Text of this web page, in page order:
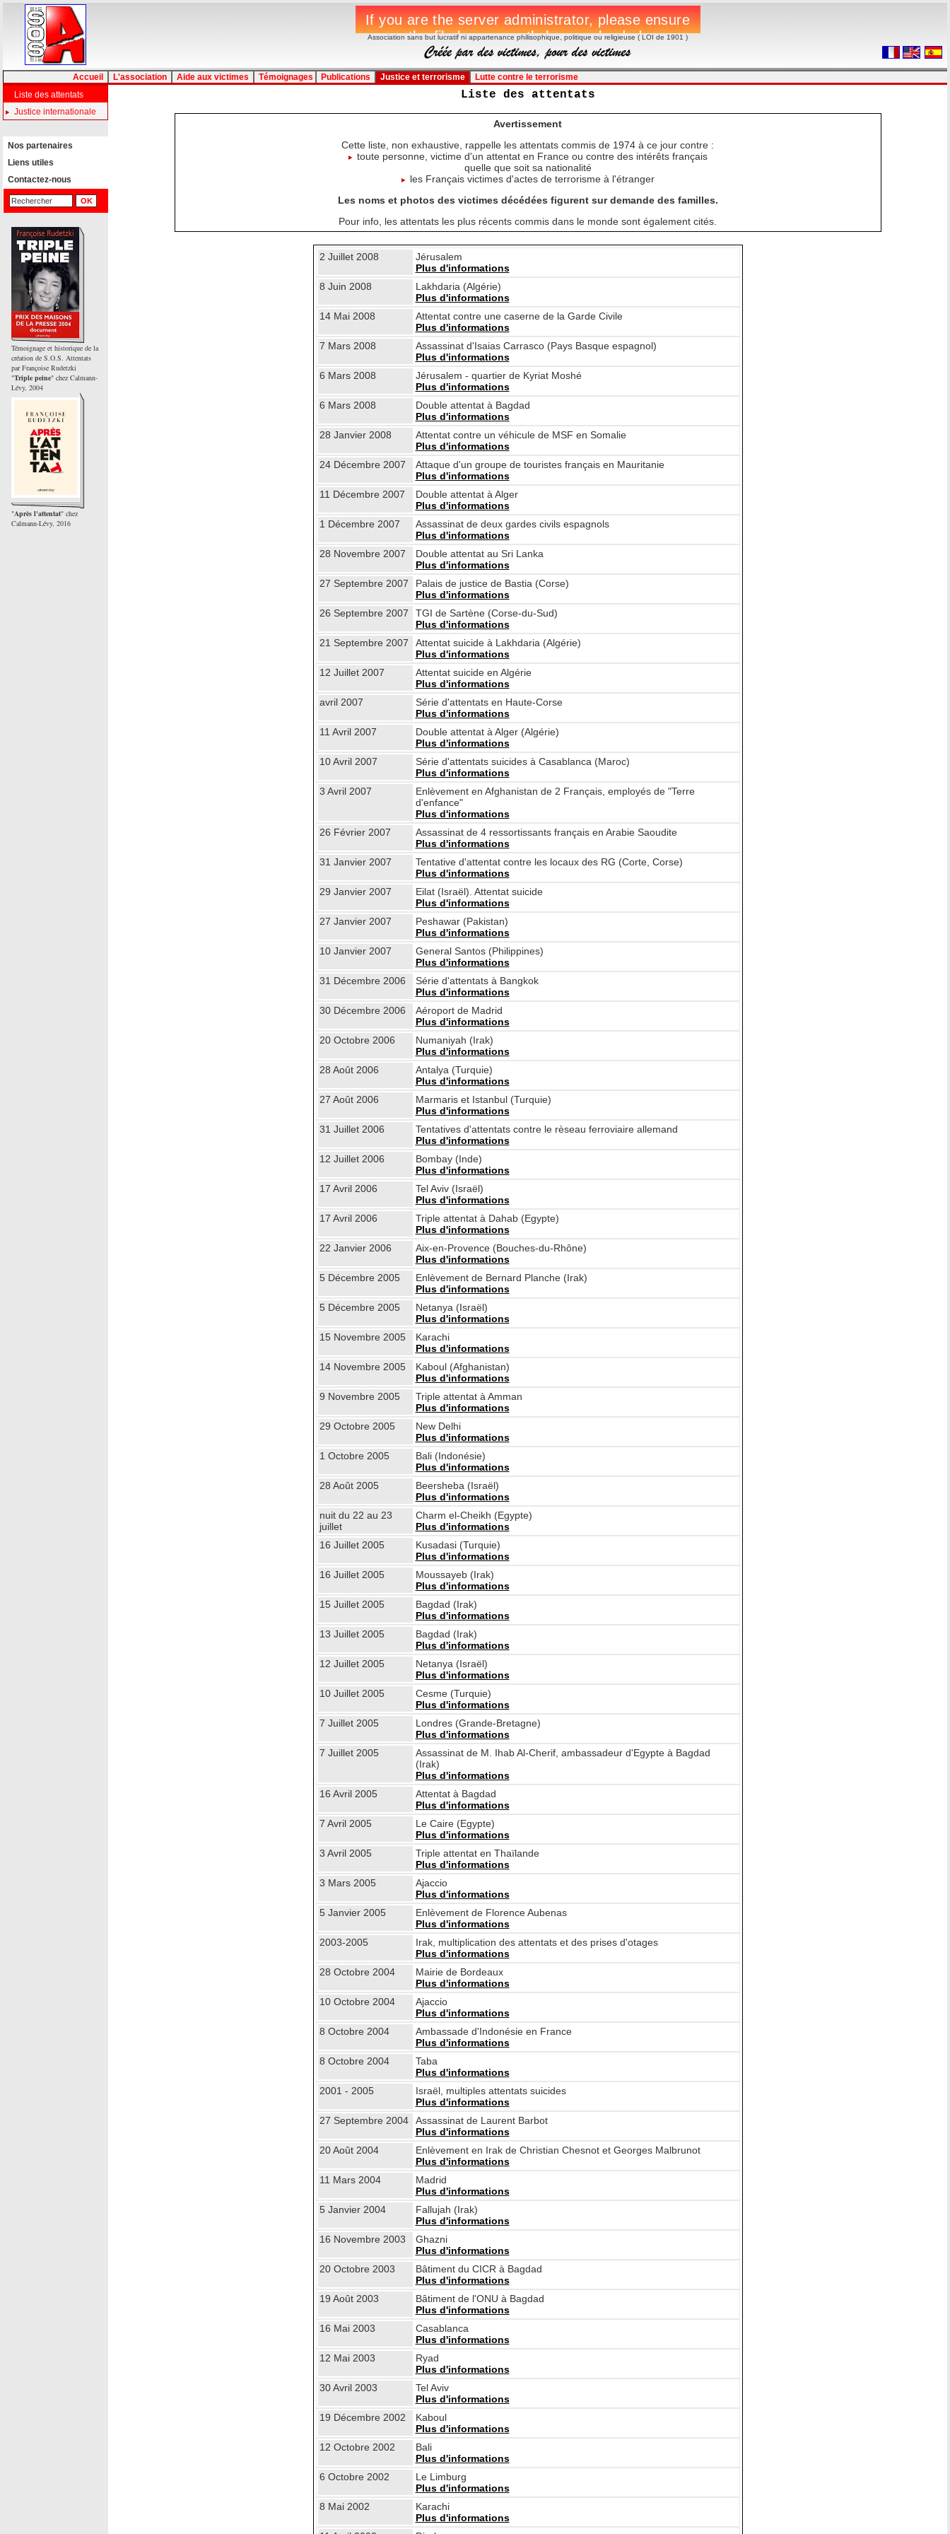
Association sans but lucratif ni appartenance philisophique, politique ou religieuse ( LOI de 1901 )
Accueil L'association Aide aux victimes Témoignages Publications Justice et terrorisme
Lutte contre le terrorisme
Liste des attentats
Justice internationale
Nos partenaires
Liens utiles
Contactez-nous
Témoignage et historique de la
création de S.O.S. Attentats
par Françoise Rudetzki
"Triple peine" chez Calmann-
Lévy, 2004
"Après l'attentat" chez
Calmann-Lévy, 2016
Liste des attentats
Avertissement
Cette liste, non exhaustive, rappelle les attentats commis de 1974 à ce jour contre :
toute personne, victime d'un attentat en France ou contre des intérêts français
quelle que soit sa nationalité
les Français victimes d'actes de terrorisme à l'étranger
Les noms et photos des victimes décédées figurent sur demande des familles.
Pour info, les attentats les plus récents commis dans le monde sont également cités.
2 Juillet 2008
Jérusalem
Plus d'informations
8 Juin 2008
Lakhdaria (Algérie)
Plus d'informations
14 Mai 2008
Attentat contre une caserne de la Garde Civile
Plus d'informations
7 Mars 2008
Assassinat d'Isaias Carrasco (Pays Basque espagnol)
Plus d'informations
6 Mars 2008
Jérusalem - quartier de Kyriat Moshé
Plus d'informations
6 Mars 2008
Double attentat à Bagdad
Plus d'informations
28 Janvier 2008
Attentat contre un véhicule de MSF en Somalie
Plus d'informations
24 Décembre 2007
Attaque d'un groupe de touristes français en Mauritanie
Plus d'informations
11 Décembre 2007
Double attentat à Alger
Plus d'informations
1 Décembre 2007
Assassinat de deux gardes civils espagnols
Plus d'informations
28 Novembre 2007
Double attentat au Sri Lanka
Plus d'informations
27 Septembre 2007
Palais de justice de Bastia (Corse)
Plus d'informations
26 Septembre 2007
TGI de Sartène (Corse-du-Sud)
Plus d'informations
21 Septembre 2007
Attentat suicide à Lakhdaria (Algérie)
Plus d'informations
12 Juillet 2007
Attentat suicide en Algérie
Plus d'informations
avril 2007
Série d'attentats en Haute-Corse
Plus d'informations
11 Avril 2007
Double attentat à Alger (Algérie)
Plus d'informations
10 Avril 2007
Série d'attentats suicides à Casablanca (Maroc)
Plus d'informations
3 Avril 2007
Enlèvement en Afghanistan de 2 Français, employés de "Terre
d'enfance"
Plus d'informations
26 Février 2007
Assassinat de 4 ressortissants français en Arabie Saoudite
Plus d'informations
31 Janvier 2007
Tentative d'attentat contre les locaux des RG (Corte, Corse)
Plus d'informations
29 Janvier 2007
Eilat (Israël). Attentat suicide
Plus d'informations
27 Janvier 2007
Peshawar (Pakistan)
Plus d'informations
10 Janvier 2007
General Santos (Philippines)
Plus d'informations
31 Décembre 2006
Série d'attentats à Bangkok
Plus d'informations
30 Décembre 2006
Aéroport de Madrid
Plus d'informations
20 Octobre 2006
Numaniyah (Irak)
Plus d'informations
28 Août 2006
Antalya (Turquie)
Plus d'informations
27 Août 2006
Marmaris et Istanbul (Turquie)
Plus d'informations
31 Juillet 2006
Tentatives d'attentats contre le rèseau ferroviaire allemand
Plus d'informations
12 Juillet 2006
Bombay (Inde)
Plus d'informations
17 Avril 2006
Tel Aviv (Israël)
Plus d'informations
17 Avril 2006
Triple attentat à Dahab (Egypte)
Plus d'informations
22 Janvier 2006
Aix-en-Provence (Bouches-du-Rhône)
Plus d'informations
5 Décembre 2005
Enlèvement de Bernard Planche (Irak)
Plus d'informations
5 Décembre 2005
Netanya (Israël)
Plus d'informations
15 Novembre 2005
Karachi
Plus d'informations
14 Novembre 2005
Kaboul (Afghanistan)
Plus d'informations
9 Novembre 2005
Triple attentat à Amman
Plus d'informations
29 Octobre 2005
New Delhi
Plus d'informations
1 Octobre 2005
Bali (Indonésie)
Plus d'informations
28 Août 2005
Beersheba (Israël)
Plus d'informations
nuit du 22 au 23
juillet
Charm el-Cheikh (Egypte)
Plus d'informations
16 Juillet 2005
Kusadasi (Turquie)
Plus d'informations
16 Juillet 2005
Moussayeb (Irak)
Plus d'informations
15 Juillet 2005
Bagdad (Irak)
Plus d'informations
13 Juillet 2005
Bagdad (Irak)
Plus d'informations
12 Juillet 2005
Netanya (Israël)
Plus d'informations
10 Juillet 2005
Cesme (Turquie)
Plus d'informations
7 Juillet 2005
Londres (Grande-Bretagne)
Plus d'informations
7 Juillet 2005
Assassinat de M. Ihab Al-Cherif, ambassadeur d'Egypte à Bagdad
(Irak)
Plus d'informations
16 Avril 2005
Attentat à Bagdad
Plus d'informations
7 Avril 2005
Le Caire (Egypte)
Plus d'informations
3 Avril 2005
Triple attentat en Thaïlande
Plus d'informations
3 Mars 2005
Ajaccio
Plus d'informations
5 Janvier 2005
Enlèvement de Florence Aubenas
Plus d'informations
2003-2005
Irak, multiplication des attentats et des prises d'otages
Plus d'informations
28 Octobre 2004
Mairie de Bordeaux
Plus d'informations
10 Octobre 2004
Ajaccio
Plus d'informations
8 Octobre 2004
Ambassade d'Indonésie en France
Plus d'informations
8 Octobre 2004
Taba
Plus d'informations
2001 - 2005
Israël, multiples attentats suicides
Plus d'informations
27 Septembre 2004
Assassinat de Laurent Barbot
Plus d'informations
20 Août 2004
Enlèvement en Irak de Christian Chesnot et Georges Malbrunot
Plus d'informations
11 Mars 2004
Madrid
Plus d'informations
5 Janvier 2004
Fallujah (Irak)
Plus d'informations
16 Novembre 2003
Ghazni
Plus d'informations
20 Octobre 2003
Bâtiment du CICR à Bagdad
Plus d'informations
19 Août 2003
Bâtiment de l'ONU à Bagdad
Plus d'informations
16 Mai 2003
Casablanca
Plus d'informations
12 Mai 2003
Ryad
Plus d'informations
30 Avril 2003
Tel Aviv
Plus d'informations
19 Décembre 2002
Kaboul
Plus d'informations
12 Octobre 2002
Bali
Plus d'informations
6 Octobre 2002
Le Limburg
Plus d'informations
8 Mai 2002
Karachi
Plus d'informations